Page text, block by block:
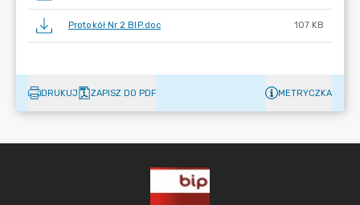
Protokół Nr 2 BIP.doc 107 KB
DRUKUJ ZAPISZ DO PDF METRYCZKA